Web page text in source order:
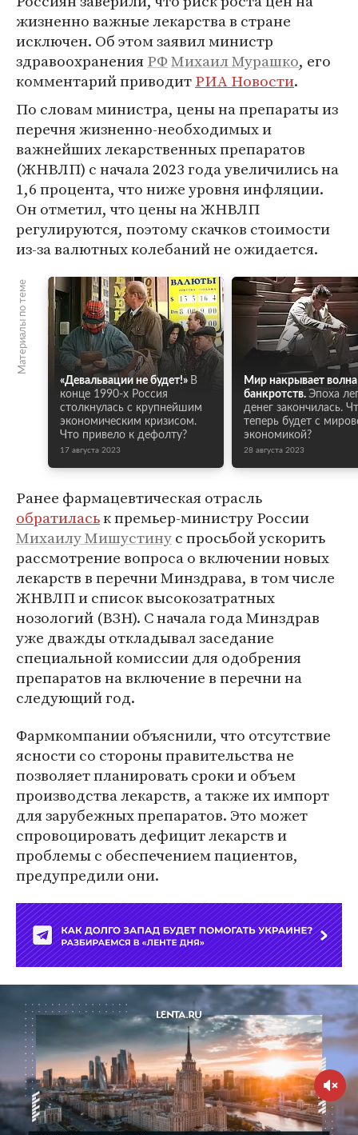
жизненно важные лекарства в стране
исключен. Об этом заявил министр
здравоохраненияРФМихаил Мурашко, его
комментарий приводитРИА Новости.
По словам министра, цены на препараты из
перечня жизненно-необходимых и
важнейших лекарственных препаратов
(ЖНВЛП) с начала 2023 года увеличились на
1,6 процента, что ниже уровня инфляции.
Он отметил, что цены на ЖНВЛП
регулируются, поэтому скачков стоимости
из-за валютных колебаний не ожидается.
Материалы по теме
«Девальвации не будет!» В
конце 1990-х Россия
столкнулась с крупнейшим
экономическим кризисом.
Что привело к дефолту?
17 августа 2023
Мир накрывает волна
банкротств. Эпоха
денег закончилась.
теперь будет с
экономикой?
28 августа 2023
Ранее фармацевтическая отрасль
обратиласьк премьер-министру России
Михаилу Мишустинус просьбой ускорить
рассмотрение вопроса о включении новых
лекарств в перечни Минздрава, в том числе
ЖНВЛП и список высокозатратных
нозологий (ВЗН). С начала года Минздрав
уже дважды откладывал заседание
специальной комиссии для одобрения
препаратов на включение в перечни на
следующий год.
Фармкомпании объяснили, что отсутствие
ясности со стороны правительства не
позволяет планировать сроки и объем
производства лекарств, а также их импорт
для зарубежных препаратов. Это может
спровоцировать дефицит лекарств и
проблемы с обеспечением пациентов,
предупредили они.